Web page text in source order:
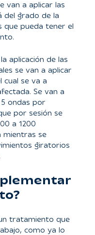
van a aplicar las
del grado de la
que pueda tener el
aplicación de las
se van a aplicar
cual se va a
Se van a
ondas por
por sesión se
a 1200
mientras se
giratorios
tratamiento que
como ya lo